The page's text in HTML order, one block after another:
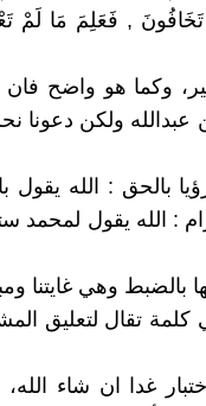
, فَعَلِمَ مَا لَمْ
وكما هو واضح
عبدالله ولكن دعونا
بالحق : الله يقول
: الله يقول لمحمد
وهي غايتنا
تقال لتعليق
غدا ان شاء الله،